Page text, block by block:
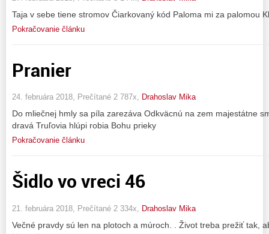
Taja v sebe tiene stromov Čiarkovaný kód Paloma mi za palomou
Pokračovanie článku
Pranier
24. februára 2018, Prečítané 2 787x, Drahoslav Mika
Do mliečnej hmly sa píla zarezáva Odkväcnú na zem majestátne
dravá Truľovia hlúpi robia Bohu prieky
Pokračovanie článku
Šidlo vo vreci 46
21. februára 2018, Prečítané 2 334x, Drahoslav Mika
Večné pravdy sú len na plotoch a múroch. . Život treba prežiť tak,